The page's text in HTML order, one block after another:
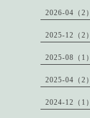
2026-04（2）
2025-12（2）
2025-08（1）
2025-04（2）
2024-12（1）